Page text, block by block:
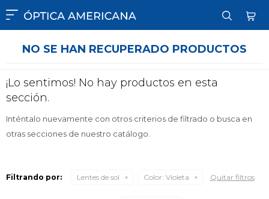

NO SE HAN RECUPERADO PRODUCTOS
¡Lo sentimos! No hay productos en esta
sección.
Inténtalo nuevamente con otros criterios de filtrado o busca en
otras secciones de nuestro catálogo.
Filtrando por: Lentes de sol Color: Violeta Quitar filtros